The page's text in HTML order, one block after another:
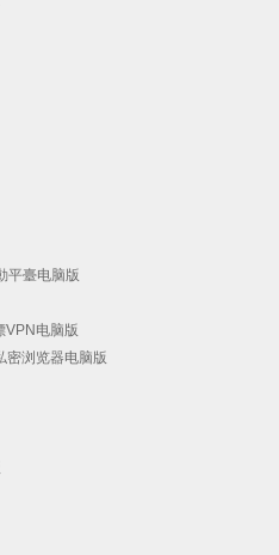
平臺电脑版
VPN电脑版
密浏览器电脑版